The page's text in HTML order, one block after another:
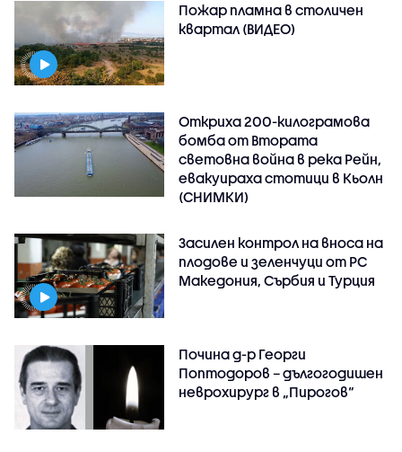
Пожар пламна в столичен
квартал (ВИДЕО)
Откриха 200-килограмова
бомба от Втората
световна война в река Рейн,
евакуираха стотици в Кьолн
(СНИМКИ)
Засилен контрол на вноса на
плодове и зеленчуци от РС
Македония, Сърбия и Турция
Почина д-р Георги
Поптодоров – дългогодишен
неврохирург в „Пирогов“